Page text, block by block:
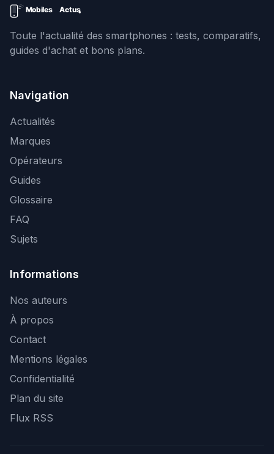
Toute l'actualité des smartphones : tests, comparatifs,
guides d'achat et bons plans.
Navigation
Actualités
Marques
Opérateurs
Guides
Glossaire
FAQ
Sujets
Informations
Nos auteurs
À propos
Contact
Mentions légales
Confidentialité
Plan du site
Flux RSS